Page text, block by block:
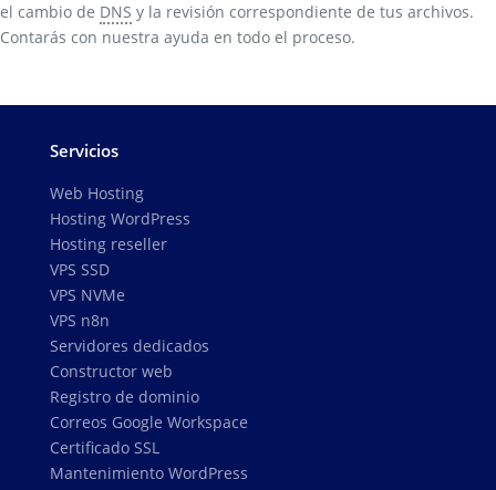
el cambio de DNS y la revisión correspondiente de tus archivos.
Contarás con nuestra ayuda en todo el proceso.
Servicios
Web Hosting
Hosting WordPress
Hosting reseller
VPS SSD
VPS NVMe
VPS n8n
Servidores dedicados
Constructor web
Registro de dominio
Correos Google Workspace
Certificado SSL
Mantenimiento WordPress